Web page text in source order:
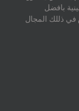
بافضل
ذللك المجال